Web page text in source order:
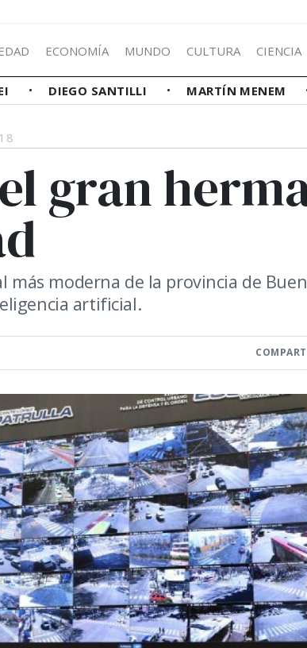
ECONOMÍA MUNDO CULTURA CIENCIA
DIEGO SANTILLI MARTÍN MENEM
gran
más moderna de la provincia de
artificial.